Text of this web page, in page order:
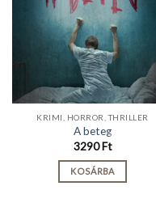
KRIMI, HORROR, THRILLER
A beteg
3290Ft
KOSÁRBA